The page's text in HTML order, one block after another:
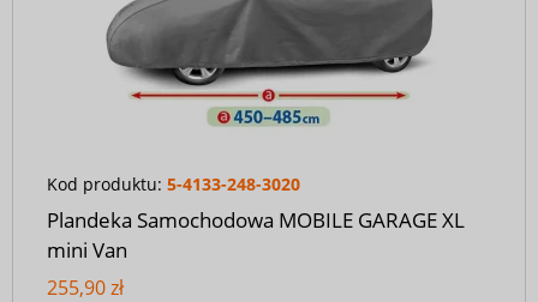
Kod produktu: 5-4133-248-3020
Plandeka Samochodowa MOBILE GARAGE XL
mini Van
255,90 zł